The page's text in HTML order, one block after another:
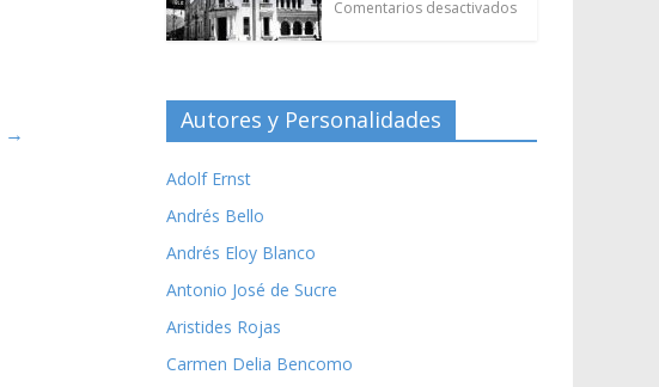
→
Comentarios desactivados
Autores y Personalidades
Adolf Ernst
Andrés Bello
Andrés Eloy Blanco
Antonio José de Sucre
Aristides Rojas
Carmen Delia Bencomo